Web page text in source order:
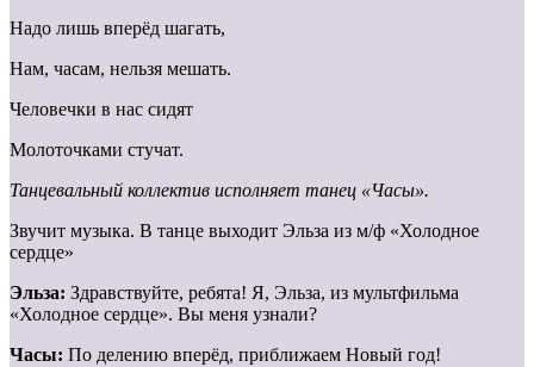
Надо лишь вперёд шагать,
Нам, часам, нельзя мешать.
Человечки в нас сидят
Молоточками стучат.
Танцевальный коллектив исполняет танец «Часы».
Звучит музыка. В танце выходит Эльза из м/ф «Холодное
сердце»
Эльза: Здравствуйте, ребята! Я, Эльза, из мультфильма
«Холодное сердце». Вы меня узнали?
Часы: По делению вперёд, приближаем Новый год!